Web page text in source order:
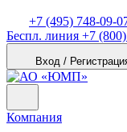
+7 (495) 748-09-
Беспл. линия +7
Вход /
Компания